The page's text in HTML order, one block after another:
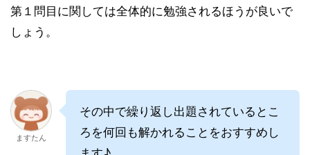
第１問目に関しては全体的に勉強されるほうが良いで
しょう。
ますたん
その中で繰り返し出題されているとこ
ろを何回も解かれることをおすすめし